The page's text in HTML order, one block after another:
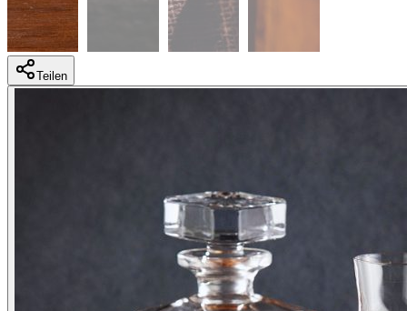
Teilen